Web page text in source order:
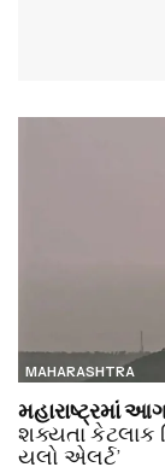
MAHARASHTRA
મહારાષ્ટ્રમાં
શક્યતા કેટલાક
યલો એલર્ટ’